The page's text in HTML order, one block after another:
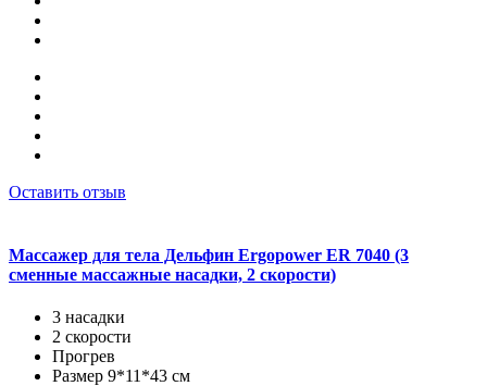
Оставить отзыв
Массажер для тела Дельфин Ergopower ER 7040 (3
сменные массажные насадки, 2 скорости)
3 насадки
2 скорости
Прогрев
Размер 9*11*43 см